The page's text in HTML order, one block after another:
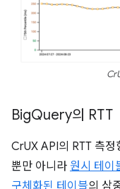
BigQuery의 RTT
CrUX API의 RTT 측정
뿐만 아니라 원시 테이